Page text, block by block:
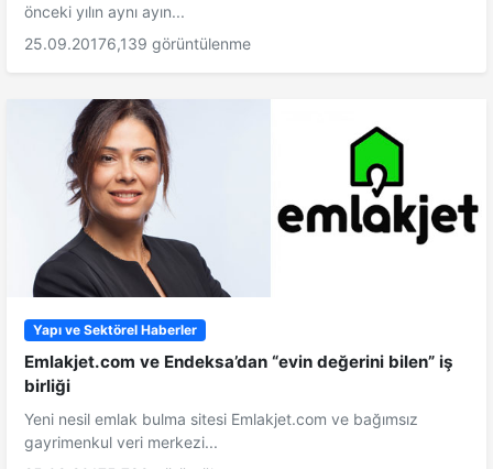
önceki yılın aynı ayın...
25.09.20176,139 görüntülenme
Yapı ve Sektörel Haberler
Emlakjet.com ve Endeksa’dan “evin değerini bilen” iş
birliği
Yeni nesil emlak bulma sitesi Emlakjet.com ve bağımsız
gayrimenkul veri merkezi...